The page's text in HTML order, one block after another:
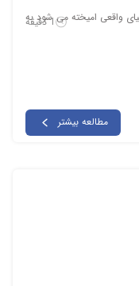
1 دقیقه
واقعی امیخته می شود به
مطالعه بیشتر